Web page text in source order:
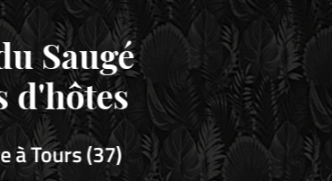
 Adresse email de réception
Chambre
à Tours (37)